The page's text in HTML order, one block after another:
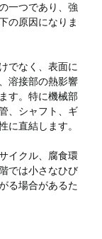
一つであり、強
の原因になりま
でなく、表面に
溶接部の熱影響
す。特に機械部
、シャフト、ギ
に直結します。
イクル、腐食環
では小さなひび
る場合があるた